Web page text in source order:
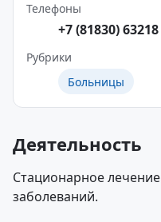
Телефоны
+7 (81830) 63218
Рубрики
Больницы
Деятельность
Стационарное
заболеваний.